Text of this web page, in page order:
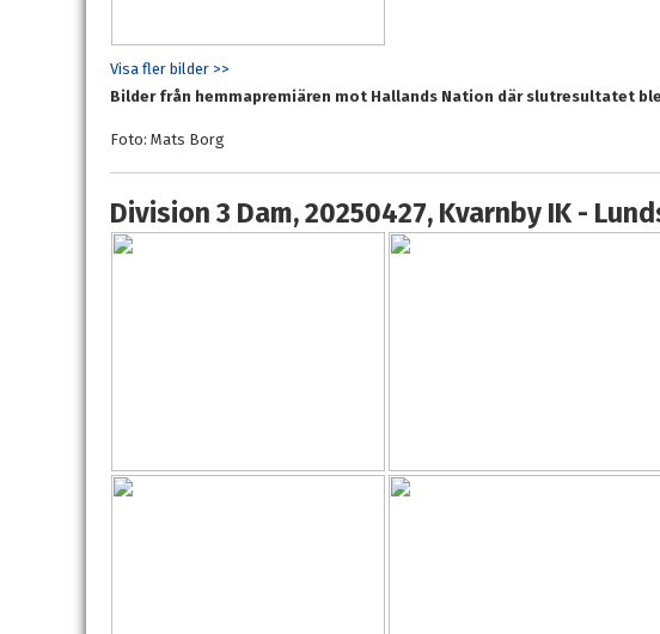
Visa fler bilder >>
Bilder från hemmapremiären mot Hallands Nation där slutresultatet
Foto: Mats Borg
Division 3 Dam, 20250427, Kvarnby IK -